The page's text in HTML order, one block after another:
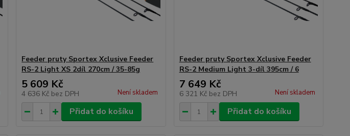
Feeder pruty Sportex Xclusive Feeder
RS-2 Light XS 2díl 270cm / 35-85g
5 609 Kč
4 636 Kč bez DPH Není skladem
Přidat do košíku
Feeder pruty Sportex Xclusive Feeder
RS-2 Medium Light 3-díl 395cm / 6
7 649 Kč
6 321 Kč bez DPH Není skladem
Přidat do košíku